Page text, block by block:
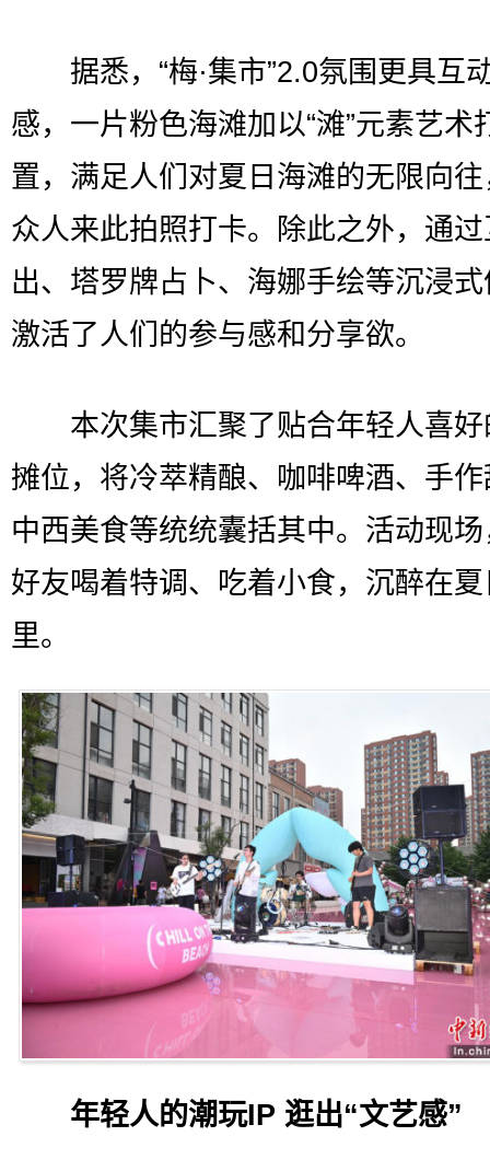
据悉，“梅·集市”2.0氛围更具互
感，一片粉色海滩加以“滩”元素艺术
置，满足人们对夏日海滩的无限向
众人来此拍照打卡。除此之外，通
出、塔罗牌占卜、海娜手绘等沉浸
激活了人们的参与感和分享欲。
本次集市汇聚了贴合年轻人喜好
摊位，将冷萃精酿、咖啡啤酒、手
中西美食等统统囊括其中。活动现
好友喝着特调、吃着小食，沉醉在
里。
年轻人的潮玩IP 逛出“文艺感”